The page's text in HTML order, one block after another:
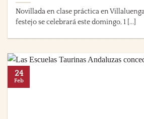
Novillada en clase práctica en
festejo se celebrará este domingo, 1 [...]
24
Feb